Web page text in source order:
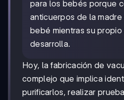
para los bebés porque
anticuerpos de la
bebé mientras su propio
desarrolla.
Hoy, la fabricación de
complejo que implica
purificarlos, realizar